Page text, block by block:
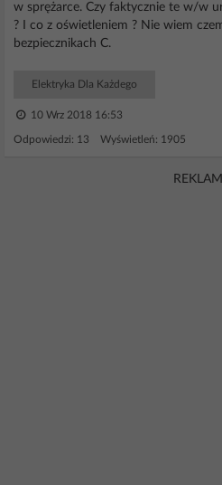
w sprężarce. Czy faktycznie te w/w
? I co z oświetleniem ? Nie wiem
bezpiecznikach C.
Elektryka Dla Każdego
10 Wrz 2018 16:53
Odpowiedzi: 13 Wyświetleń: 1905